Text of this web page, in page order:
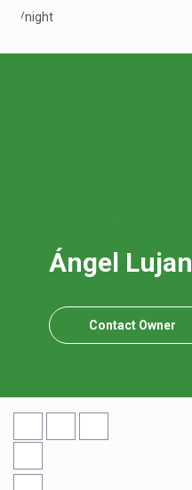
/night
Ángel Lujan
Contact Owner